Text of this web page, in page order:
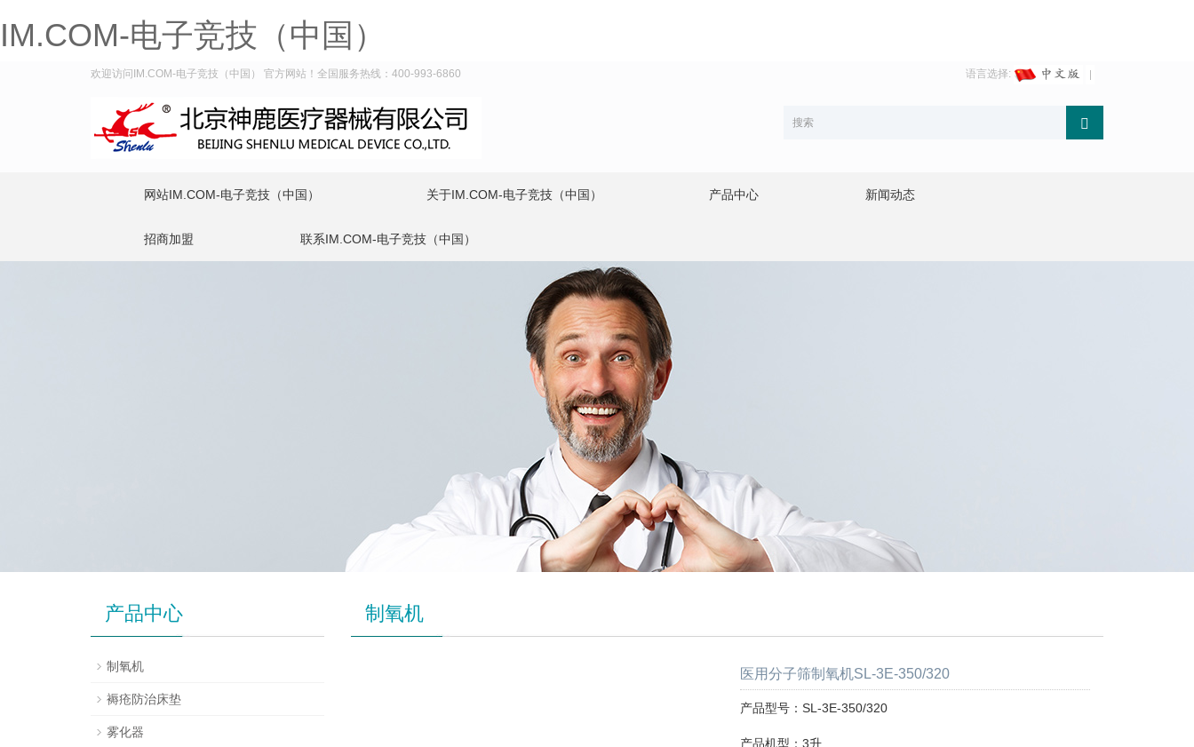
IM.COM-电子竞技（中国）
欢迎访问IM.COM-电子竞技（中国） 官方网站！全国服务热线：400-993-6860 语言选择:
网站IM.COM-电子竞技（中国） 关于IM.COM-电子竞技（中国） 产品中心 新闻动态
招商加盟 联系IM.COM-电子竞技（中国）
制氧机
医用分子筛制氧机SL-3E-350/320
产品型号：SL-3E-350/320
产品机型：3升
产品中心
制氧机
褥疮防治床垫
雾化器